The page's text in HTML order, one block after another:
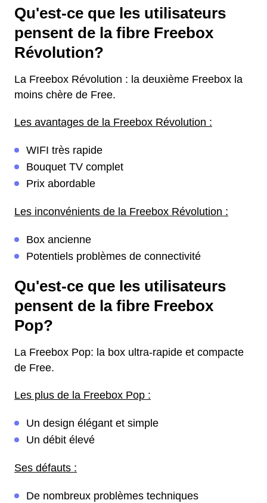
Qu'est-ce que les utilisateurs
pensent de la fibre Freebox
Révolution?
La Freebox Révolution : la deuxième Freebox la
moins chère de Free.
Les avantages de la Freebox Révolution :
WIFI très rapide
Bouquet TV complet
Prix abordable
Les inconvénients de la Freebox Révolution :
Box ancienne
Potentiels problèmes de connectivité
Qu'est-ce que les utilisateurs
pensent de la fibre Freebox
Pop?
La Freebox Pop: la box ultra-rapide et compacte
de Free.
Les plus de la Freebox Pop :
Un design élégant et simple
Un débit élevé
Ses défauts :
De nombreux problèmes techniques